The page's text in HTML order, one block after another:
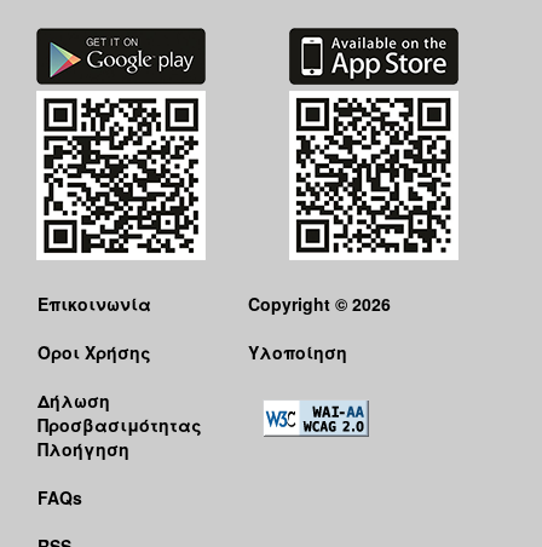
Επικοινωνία
Όροι Χρήσης
Δήλωση
Προσβασιμότητας
Πλοήγηση
FAQs
Copyright © 2026
Υλοποίηση